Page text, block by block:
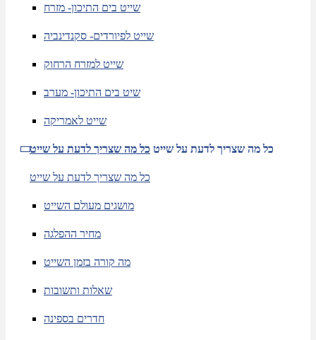
שייט בים התיכון- מזרח
שייט לפיורדים- סקנדינביה
שייט למזרח הרחוק
שיט בים התיכון- מערב
שייט לאמריקה
כל מה שצריך לדעת על שייט כל מה שצריך לדעת על שייט
כל מה שצריך לדעת על שייט
מושגים מעולם השייט
מחיר ההפלגה
מה קורה בזמן השייט
שאלות ותשובות
חדרים בספינה